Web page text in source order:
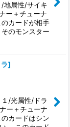
地属性/サイキ
ー＋チューナ
カードが相手
のモンスター
]
/光属性/ドラ
ー＋チューナ
カードはシン